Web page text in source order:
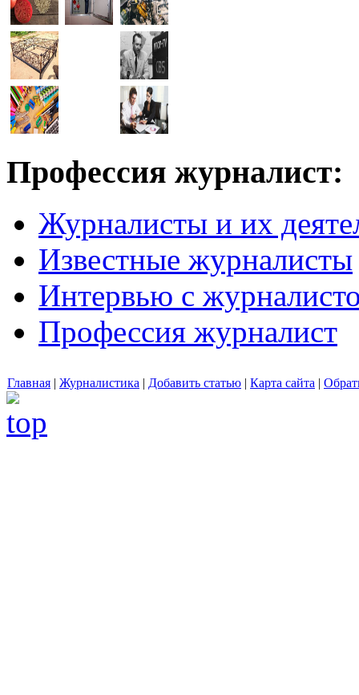
Профессия журналист:
Журналисты и их
Известные журналисты
Интервью с
Профессия журналист
Главная | Журналистика | Добавить статью | Карта сайта |